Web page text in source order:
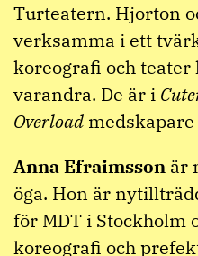
Turteatern. Hjorton
verksamma i ett
koreografi och
varandra. De är i
Overload
Anna Efraimsson är
öga. Hon är
för MDT i Stockholm
koreografi och